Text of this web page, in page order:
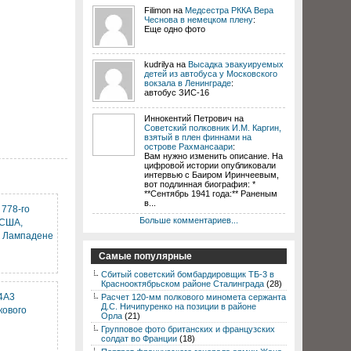
го
США,
Лампадене
Filimon на Медсестра РККА Вера
Чеснова в немецком плену:
Еще одно фото
kudrilya на Высадка эвакуируемых
детей из автобуса у Московского
вокзала в Ленинграде:
автобус ЗИС-16
Иннокентий Петрович на
Советский полковник И.М. Каргин,
взятый в плен финнами на
острове Рахмансаари:
Вам нужно изменить описание. На
цифровой истории опубликовали
интервью с Баиром Иринчеевым,
вот подлинная биография: *
**Сентябрь 1941 года:** Раненым
в...
Больше комментариев...
Самые популярные
Сбитый советский бомбардировщик ТБ-3 в
Краснооктябрьском районе Сталинграда (28)
Расчет 120-мм полкового миномета сержанта
Д.С. Ничипуренко на позиции в районе
Орла (21)
Групповое фото британских и французских
солдат во Франции (18)